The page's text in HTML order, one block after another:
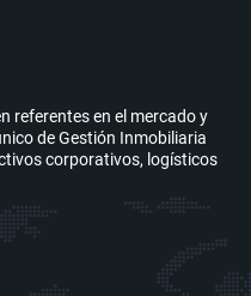
referentes en el mercado y
de Gestión Inmobiliaria
corporativos, logísticos